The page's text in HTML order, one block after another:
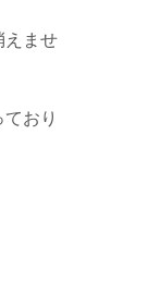
えませ
おり